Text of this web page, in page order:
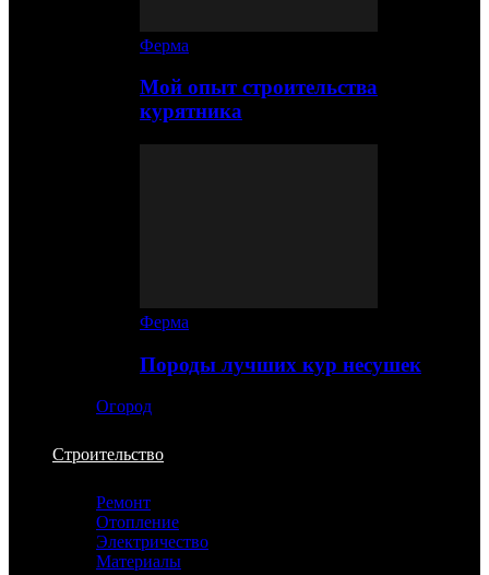
Ферма
Мой опыт строительства
курятника
Ферма
Породы лучших кур несушек
Огород
Строительство
Ремонт
Отопление
Электричество
Материалы